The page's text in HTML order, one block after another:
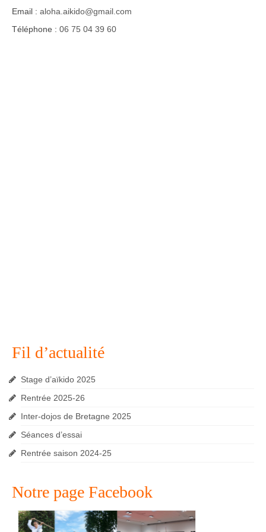
Email : aloha.aikido@gmail.com
Téléphone : 06 75 04 39 60
Fil d’actualité
Stage d’aïkido 2025
Rentrée 2025-26
Inter-dojos de Bretagne 2025
Séances d’essai
Rentrée saison 2024-25
Notre page Facebook